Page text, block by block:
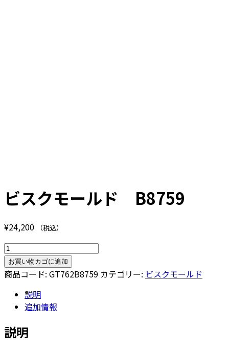
ビスクモールド B8759
¥24,200 （税込）
ビ
ス
ク
B8759
お買い物カゴに追加
商品コード: GT762B8759 カテゴリー: ビスクモールド
説明
追加情報
説明